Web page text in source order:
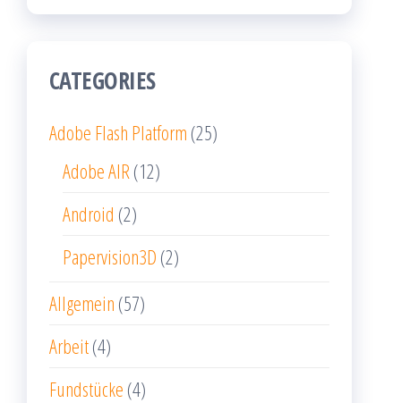
CATEGORIES
Adobe Flash Platform (25)
Adobe AIR (12)
Android (2)
Papervision3D (2)
Allgemein (57)
Arbeit(4)
Fundstücke (4)